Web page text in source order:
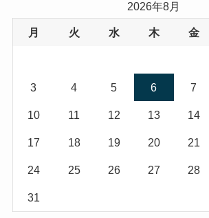
2026年8月
月 火 水 木 金
3 4 5 6 7
10 11 12 13 14
17 18 19 20 21
24 25 26 27 28
31